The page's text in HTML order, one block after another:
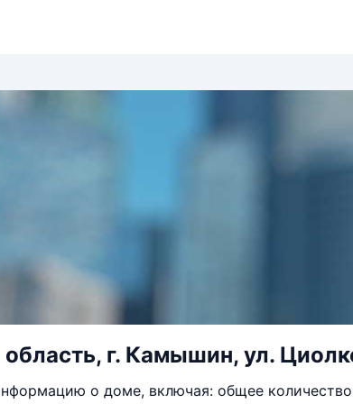
г. Камышин, ул.
о доме, включая: общее